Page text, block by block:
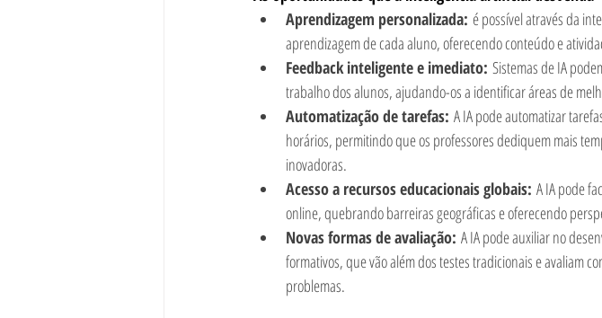
Aprendizagem personalizada: é possível através da
aprendizagem de cada aluno, oferecendo conteúdo e
Feedback inteligente e imediato: Sistemas de IA
trabalho dos alunos, ajudando-os a identificar áreas de
Automatização de tarefas: A IA pode automatizar
horários, permitindo que os professores dediquem mais
inovadoras.
Acesso a recursos educacionais globais: A IA pode
online, quebrando barreiras geográficas e oferecendo
Novas formas de avaliação: A IA pode auxiliar no
formativos, que vão além dos testes tradicionais e avaliam
problemas.